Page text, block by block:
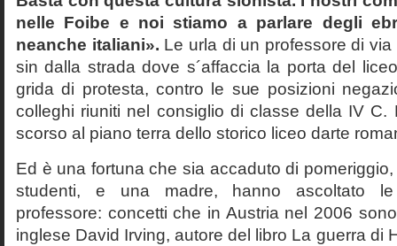
nelle Foibe e noi stiamo a parlare degli
neanche italiani». Le urla di un professore di
sin dalla strada dove s´affaccia la porta del
grida di protesta, contro le sue posizioni
colleghi riuniti nel consiglio di classe della IV C.
scorso al piano terra dello storico liceo darte
Ed è una fortuna che sia accaduto di
studenti, e una madre, hanno ascoltato le
professore: concetti che in Austria nel 2006
inglese David Irving, autore del libro La guerra di